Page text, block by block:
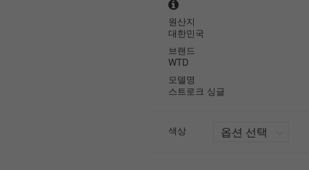
원산지
대한민국
브랜드
WTD
모델명
스트로크 싱글
색상